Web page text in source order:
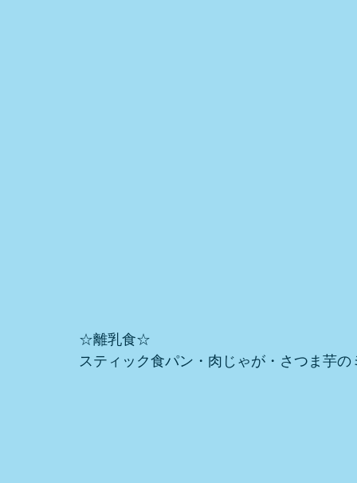
☆離乳食☆
スティック食パン・肉じゃが・さつま芋の